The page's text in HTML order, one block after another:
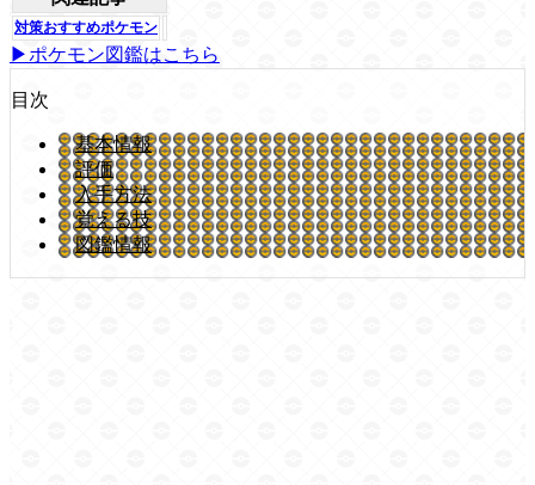
対策おすすめポケモン
▶ポケモン図鑑はこちら
目次
基本情報
評価
入手方法
覚える技
図鑑情報